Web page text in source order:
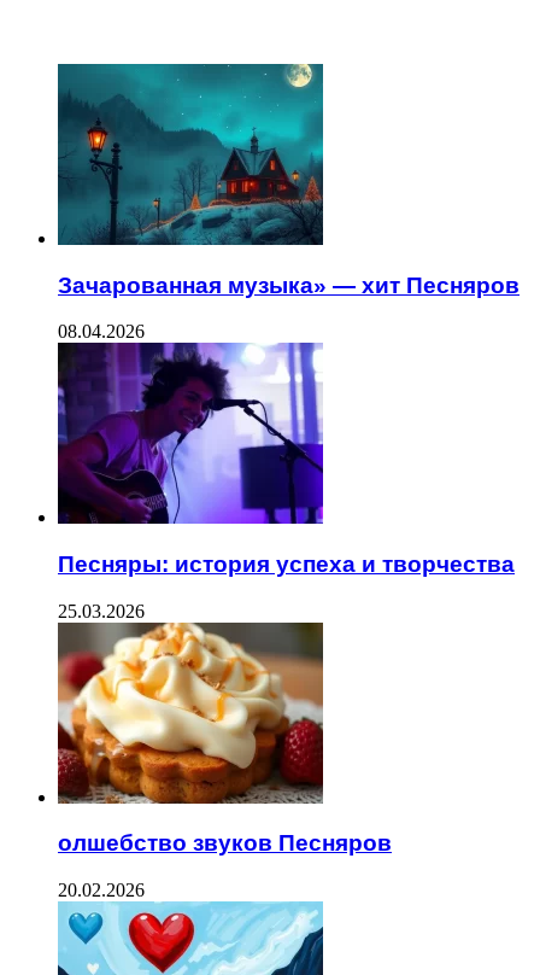
Зачарованная музыка» — хит Песняров
08.04.2026
Песняры: история успеха и творчества
25.03.2026
олшебство звуков Песняров
20.02.2026